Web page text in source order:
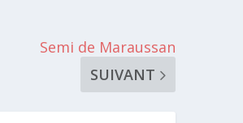
Semi de Maraussan
SUIVANT